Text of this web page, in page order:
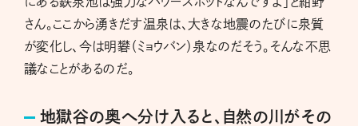
さん。ここから湧きだす温泉は、大きな地震のたびに泉質
が変化し、今は明礬（ミョウバン）泉なのだそう。そんな不思
議なことがあるのだ。
地獄谷の奥へ分け入ると、自然の川がその